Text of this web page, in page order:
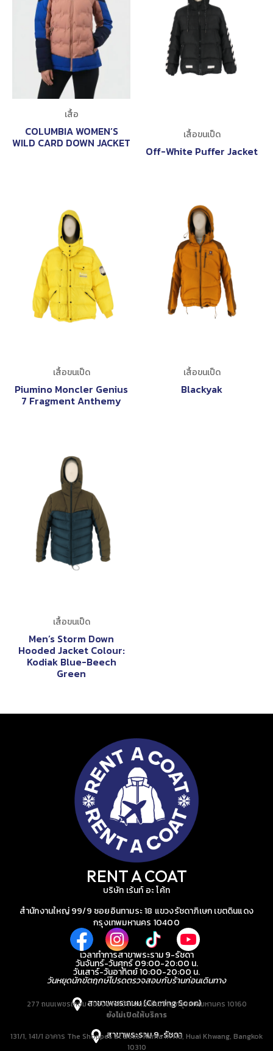
เสื้อ
COLUMBIA WOMEN’S
WILD CARD DOWN JACKET
เสื้อขนเป็ด
Off-White Puffer Jacket
เสื้อขนเป็ด
Piumino Moncler Genius
7 Fragment Anthemy
เสื้อขนเป็ด
Blackyak
เสื้อขนเป็ด
Men’s Storm Down
Hooded Jacket Colour:
Kodiak Blue-Beech
Green
RENT A COAT
บริษัท เร้นท์ อะ โค้ท
สำนักงานใหญ่ 99/9 ซอยอินทามระ 18 แขวงรัชดาภิเษก เขตดินแดง
กรุงเทพมหานคร 10400
เวลาทำการสาขาพระราม 9-รัชดา
วันจันทร์-วันศุกร์ 09:00-20:00 น.
วันเสาร์-วันอาทิตย์ 10:00-20:00 น.
วันหยุดนักขัตฤกษ์โปรดตรวจสอบกับร้านก่อนเดินทาง
สาขาเพชรเกษม (Coming Soon)
277 ถนนเพชรเกษม แขวงบางหว้า เขตภาษีเจริญ กรุงเทพมหานคร 10160
ยังไม่เปิดให้บริการ
สาขาพระราม 9-รัชดา
131/1, 141/1 อาคาร The Shoppes at Belle, Rama IX Rd, Huai Khwang, Bangkok
10310